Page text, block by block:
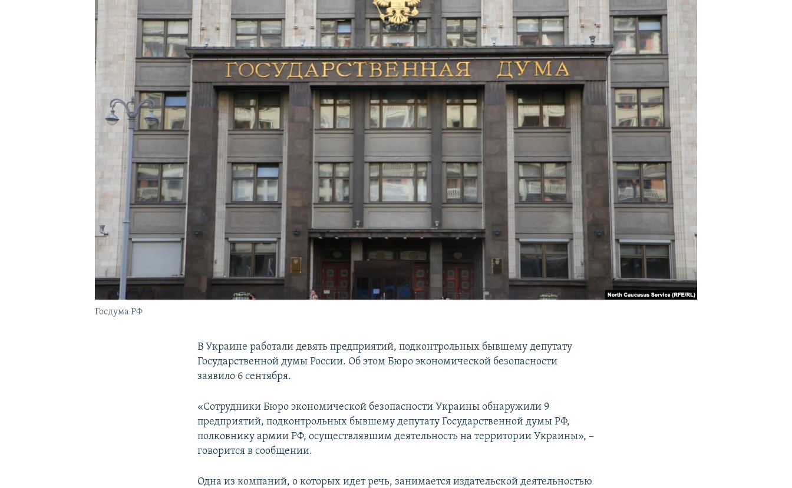
КРЫМ.НЕПОКОРЕННЫЙ
УКРАИНСКАЯ ПРОБЛЕМА КРЫМА
Госдума РФ
В Украине работали девять предприятий, подконтрольных бывшему депутату
Государственной думы России. Об этом Бюро экономической безопасности
заявило 6 сентября.
«Сотрудники Бюро экономической безопасности Украины обнаружили 9
предприятий, подконтрольных бывшему депутату Государственной думы РФ,
полковнику армии РФ, осуществлявшим деятельность на территории Украины», –
говорится в сообщении.
Одна из компаний, о которых идет речь, занимается издательской деятельностью